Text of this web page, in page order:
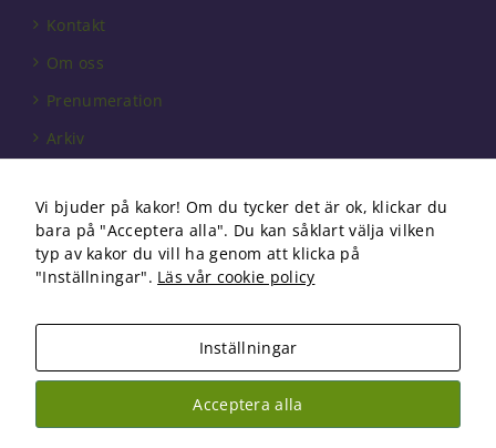
Kontakt
Om oss
Prenumeration
Arkiv
Förbundet
Om cookies
Copyright 2026 Fysioterapi | All Rights Reserved
Facebook
Instagram
Vi bjuder på kakor! Om du tycker det är ok, klickar du
bara på "Acceptera alla". Du kan såklart välja vilken
typ av kakor du vill ha genom att klicka på
"Inställningar". Läs vår cookie policy
Inställningar
Acceptera alla
kunna
hemsidans
funktionalitet
och
uppbyggnad,
baserat på
används.
Upplevelse